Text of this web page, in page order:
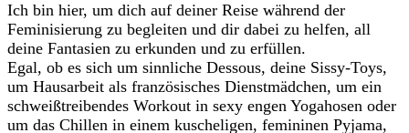
Ich bin hier, um dich auf deiner Reise während der
Feminisierung zu begleiten und dir dabei zu helfen, all
deine Fantasien zu erkunden und zu erfüllen.
Egal, ob es sich um sinnliche Dessous, deine Sissy-Toys,
um Hausarbeit als französisches Dienstmädchen, um ein
schweißtreibendes Workout in sexy engen Yogahosen oder
um das Chillen in einem kuscheligen, femininen Pyjama,